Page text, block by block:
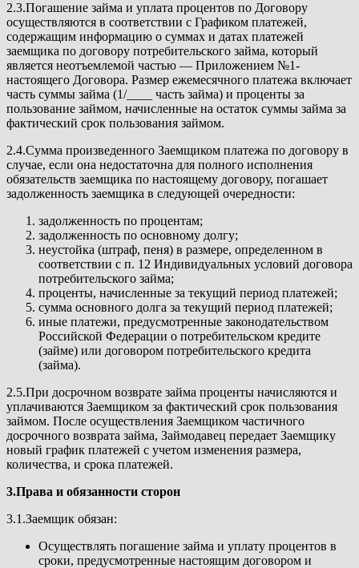
2.3.Погашение займа и уплата процентов по Договору
осуществляются в соответствии с Графиком платежей,
содержащим информацию о суммах и датах платежей
заемщика по договору потребительского займа, который
является неотъемлемой частью — Приложением №1-
настоящего Договора. Размер ежемесячного платежа включает
часть суммы займа (1/____ часть займа) и проценты за
пользование займом, начисленные на остаток суммы займа за
фактический срок пользования займом.
2.4.Сумма произведенного Заемщиком платежа по договору в
случае, если она недостаточна для полного исполнения
обязательств заемщика по настоящему договору, погашает
задолженность заемщика в следующей очередности:
задолженность по процентам;
задолженность по основному долгу;
неустойка (штраф, пеня) в размере, определенном в
соответствии с п. 12 Индивидуальных условий договора
потребительского займа;
проценты, начисленные за текущий период платежей;
сумма основного долга за текущий период платежей;
иные платежи, предусмотренные законодательством
Российской Федерации о потребительском кредите
(займе) или договором потребительского кредита
(займа).
2.5.При досрочном возврате займа проценты начисляются и
уплачиваются Заемщиком за фактический срок пользования
займом. После осуществления Заемщиком частичного
досрочного возврата займа, Займодавец передает Заемщику
новый график платежей с учетом изменения размера,
количества, и срока платежей.
3.Права и обязанности сторон
3.1.Заемщик обязан:
Осуществлять погашение займа и уплату процентов в
сроки, предусмотренные настоящим договором и